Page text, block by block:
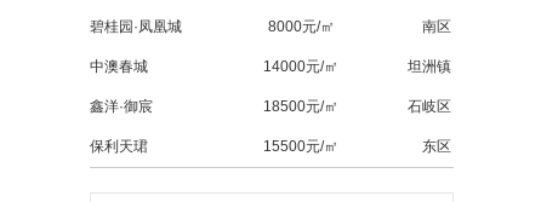
碧桂园·凤凰城 8000元/㎡ 南区
中澳春城 14000元/㎡ 坦洲镇
鑫洋·御宸 18500元/㎡ 石岐区
保利天珺 15500元/㎡ 东区